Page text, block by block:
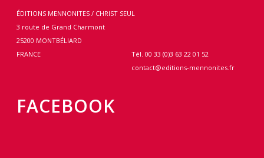
ÉDITIONS MENNONITES / CHRIST SEUL
3 route de Grand Charmont
25200 MONTBÉLIARD
FRANCE
Tél. 00 33 (0)3 63 22 01 52
contact@editions-mennonites.fr
FACEBOOK